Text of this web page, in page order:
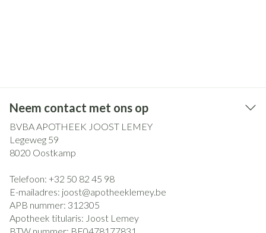
Neem contact met ons op
BVBA APOTHEEK JOOST LEMEY
Legeweg 59
8020 Oostkamp
Telefoon: +32 50 82 45 98
E-mailadres: joost@apotheeklemey.be
APB nummer: 312305
Apotheek titularis: Joost Lemey